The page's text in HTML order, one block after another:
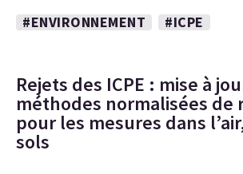
#ENVIRONNEMENT #ICPE
Rejets des ICPE : mise à
méthodes normalisées de
pour les mesures dans
sols